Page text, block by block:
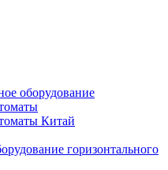
оборудование
Китай
горизонтального